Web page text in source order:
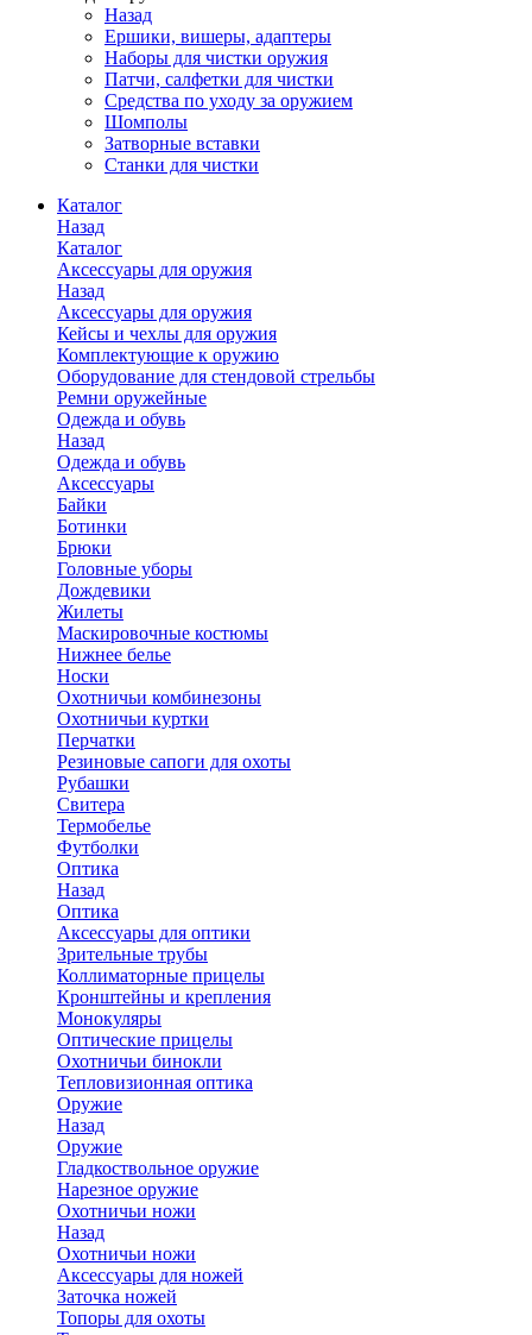
Назад
Ершики, вишеры, адаптеры
Наборы для чистки оружия
Патчи, салфетки для чистки
Средства по уходу за оружием
Шомполы
Затворные вставки
Станки для чистки
Каталог
Назад
Каталог
Аксессуары для оружия
Назад
Аксессуары для оружия
Кейсы и чехлы для оружия
Комплектующие к оружию
Оборудование для стендовой стрельбы
Ремни оружейные
Одежда и обувь
Назад
Одежда и обувь
Аксессуары
Байки
Ботинки
Брюки
Головные уборы
Дождевики
Жилеты
Маскировочные костюмы
Нижнее белье
Носки
Охотничьи комбинезоны
Охотничьи куртки
Перчатки
Резиновые сапоги для охоты
Рубашки
Свитера
Термобелье
Футболки
Оптика
Назад
Оптика
Аксессуары для оптики
Зрительные трубы
Коллиматорные прицелы
Кронштейны и крепления
Монокуляры
Оптические прицелы
Охотничьи бинокли
Тепловизионная оптика
Оружие
Назад
Оружие
Гладкоствольное оружие
Нарезное оружие
Охотничьи ножи
Назад
Охотничьи ножи
Аксессуары для ножей
Заточка ножей
Топоры для охоты